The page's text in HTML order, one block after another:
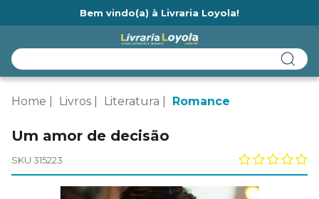
Bem vindo(a) à Livraria Loyola!
Home Livros Literatura Romance
Um amor de decisão
SKU 315223